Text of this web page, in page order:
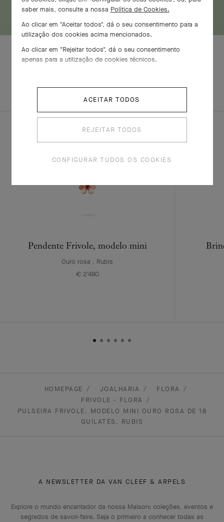
OUTRAS
CRIAÇÕES
Pendente Frivole, modelo mini
Ouro rosa , Rubis
€ 2'480
HOMEPAGE JOALHARIA
FLORA
FRIVOLE - FLORA
PULSEIRA FRIVOLE, MODELO MINI OURO ROSA DE 18
QUILATES, RUBIS
A NEWSLETTER DA VAN CLEEF & ARPELS
Explore o mundo encantador da nossa Maison: coleções, eventos e
segredos de savoir-faire. Seja o primeiro a conhecer todas as
saber mais, consulte a nossa Política de Cookies.
Ao clicar em "Aceitar todos", dá o seu consentimento para a
utilização dos cookies acima mencionados.
Ao clicar em "Rejeitar todos", dá o seu consentimento
apenas para a utilização de cookies técnicos.
ACEITAR TODOS
REJEITAR TODOS
CONFIGURAR TUDOS OS COOKIES